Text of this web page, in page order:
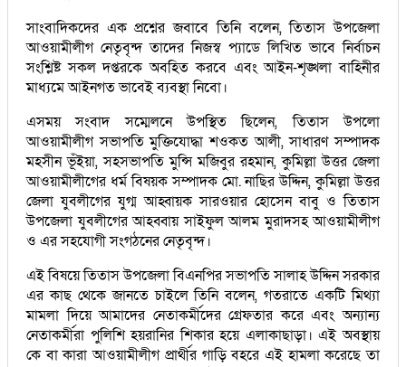
সাংবাদিকদের এক প্রশ্নের জবাবে তিনি বলেন, তিতাস উপজেলা
আওয়ামীলীগ নেতৃবৃন্দ তাদের নিজস্ব প্যাডে লিখিত ভাবে নির্বাচন
সংশ্লিষ্ট সকল দপ্তরকে অবহিত করবে এবং আইন-শৃঙ্খলা বাহিনীর
মাধ্যমে আইনগত ভাবেই ব্যবস্থা নিবো।
এসময় সংবাদ সম্মেলনে উপস্থিত ছিলেন, তিতাস উপলো
আওয়ামীলীগ সভাপতি মুক্তিযোদ্ধা শওকত আলী, সাধারণ সম্পাদক
মহসীন ভূঁইয়া, সহসভাপতি মুন্সি মজিবুর রহমান, কুমিল্লা উত্তর জেলা
আওয়ামীলীগের ধর্ম বিষয়ক সম্পাদক মো. নাছির উদ্দিন, কুমিল্লা উত্তর
জেলা যুবলীগের যুগ্ম আহ্বায়ক সারওয়ার হোসেন বাবু ও তিতাস
উপজেলা যুবলীগের আহব্বায় সাইফুল আলম মুরাদসহ আওয়ামীলীগ
ও এর সহযোগী সংগঠনের নেতৃবৃন্দ।
এই বিষয়ে তিতাস উপজেলা বিএনপির সভাপতি সালাহ উদ্দিন সরকার
এর কাছ থেকে জানতে চাইলে তিনি বলেন, গতরাতে একটি মিথ্যা
মামলা দিয়ে আমাদের নেতাকর্মীদের গ্রেফতার করে এবং অন্যান্য
নেতাকর্মীরা পুলিশি হয়রানির শিকার হয়ে এলাকাছাড়া। এই অবস্থায়
কে বা কারা আওয়ামীলীগ প্রার্থীর গাড়ি বহরে এই হামলা করেছে তা